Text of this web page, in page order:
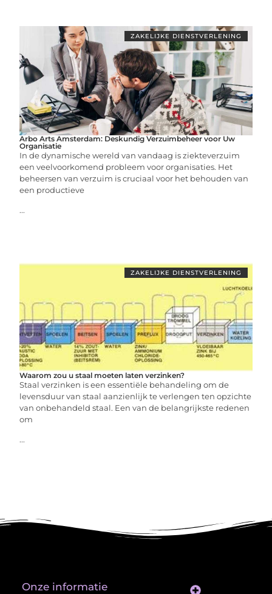
ZAKELIJKE DIENSTVERLENING
Arbo Arts Amsterdam: Deskundig Verzuimbeheer voor Uw
Organisatie
In de dynamische wereld van vandaag is ziekteverzuim
een veelvoorkomend probleem voor organisaties. Het
beheersen van verzuim is cruciaal voor het behouden van
een productieve
...
ZAKELIJKE DIENSTVERLENING
Waarom zou u staal moeten laten verzinken?
Staal verzinken is een essentiële behandeling om de
levensduur van staal aanzienlijk te verlengen ten opzichte
van onbehandeld staal. Een van de belangrijkste redenen
om
...
Onze informatie